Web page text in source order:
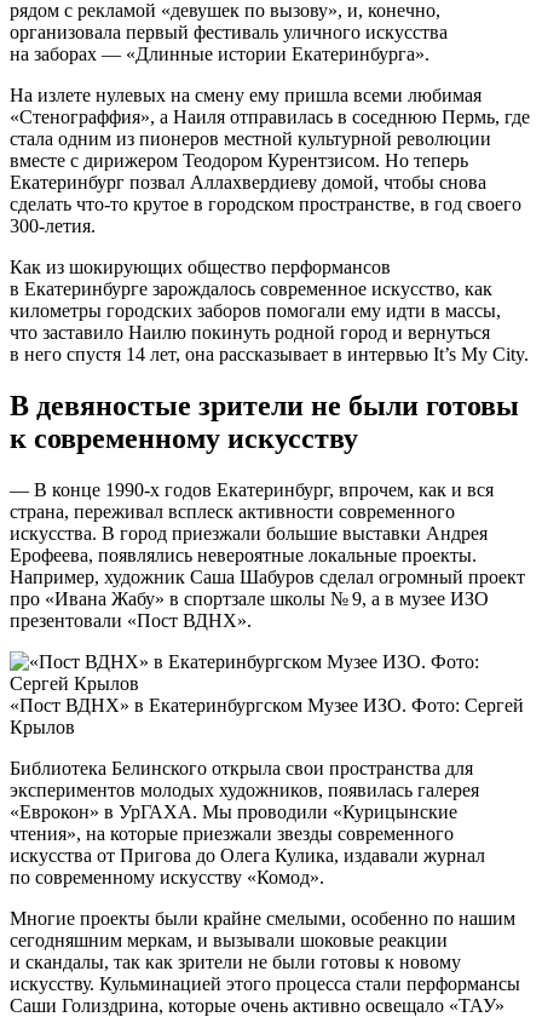
рядом с рекламой «девушек по вызову», и, конечно,
организовала первый фестиваль уличного искусства
на заборах — «Длинные истории Екатеринбурга».
На излете нулевых на смену ему пришла всеми любимая
«Стенограффия», а Наиля отправилась в соседнюю Пермь, где
стала одним из пионеров местной культурной революции
вместе с дирижером Теодором Курентзисом. Но теперь
Екатеринбург позвал Аллахвердиеву домой, чтобы снова
сделать что-то крутое в городском пространстве, в год своего
300-летия.
Как из шокирующих общество перформансов
в Екатеринбурге зарождалось современное искусство, как
километры городских заборов помогали ему идти в массы,
что заставило Наилю покинуть родной город и вернуться
в него спустя 14 лет, она рассказывает в интервью It’s My City.
В девяностые зрители не были готовы
к современному искусству
— В конце 1990-х годов Екатеринбург, впрочем, как и вся
страна, переживал всплеск активности современного
искусства. В город приезжали большие выставки Андрея
Ерофеева, появлялись невероятные локальные проекты.
Например, художник Саша Шабуров сделал огромный проект
про «Ивана Жабу» в спортзале школы № 9, а в музее ИЗО
презентовали «Пост ВДНХ».
«Пост ВДНХ» в Екатеринбургском Музее ИЗО. Фото: Сергей
Крылов
Библиотека Белинского открыла свои пространства для
экспериментов молодых художников, появилась галерея
«Еврокон» в УрГАХА. Мы проводили «Курицынские
чтения», на которые приезжали звезды современного
искусства от Пригова до Олега Кулика, издавали журнал
по современному искусству «Комод».
Многие проекты были крайне смелыми, особенно по нашим
сегодняшним меркам, и вызывали шоковые реакции
и скандалы, так как зрители не были готовы к новому
искусству. Кульминацией этого процесса стали перформансы
Саши Голиздрина, которые очень активно освещало «ТАУ»